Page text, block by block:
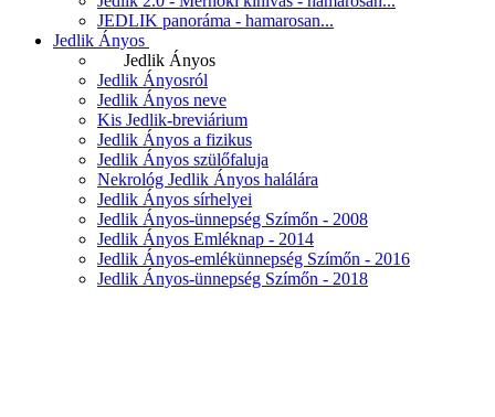
JEDLIK panoráma - hamarosan...
Jedlik Ányos
Jedlik Ányos
Jedlik Ányosról
Jedlik Ányos neve
Kis Jedlik-breviárium
Jedlik Ányos a fizikus
Jedlik Ányos szülőfaluja
Nekrológ Jedlik Ányos halálára
Jedlik Ányos sírhelyei
Jedlik Ányos-ünnepség Szímőn - 2008
Jedlik Ányos Emléknap - 2014
Jedlik Ányos-emlékünnepség Szímőn - 2016
Jedlik Ányos-ünnepség Szímőn - 2018